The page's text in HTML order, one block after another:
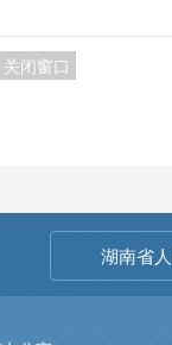
关闭窗口
湖南省